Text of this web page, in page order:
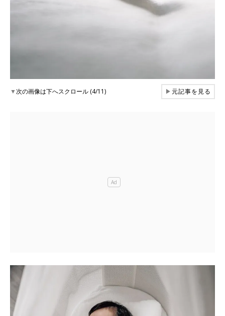
▼次の画像は下へスクロール (4/11) ▶元記事を見る